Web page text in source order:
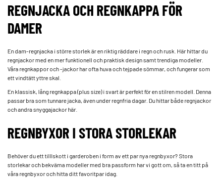
REGNJACKA OCH REGNKAPPA FÖR
DAMER
En dam-regnjacka i större storlek är en riktig räddare i regn och rusk. Här hittar du
regnjackor med en mer funktionell och praktisk design samt trendiga modeller.
Våra regnkappor och -jackor har ofta huva och tejpade sömmar, och fungerar som
ett vindtätt yttre skal.
En klassisk, lång regnkappa (plus size) i svart är perfekt för en stilren modell. Denna
passar bra som tunnare jacka, även under regnfria dagar. Du hittar både regnjackor
och andra snygga­jackor här.
REGNBYXOR I STORA STORLEKAR
Behöver du ett tilllskott i garderoben i form av ett par nya regnbyxor? Stora
storlekar och bekväma modeller med bra passform har vi gott om, så ta en titt på
våra regnbyxor och hitta ditt favoritpar idag.